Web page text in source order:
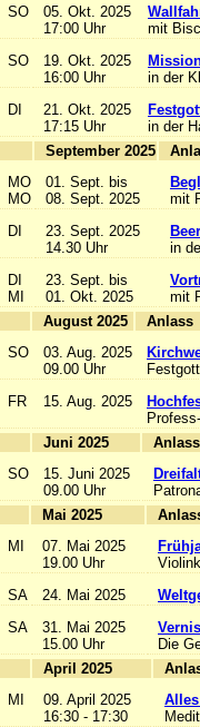
SO
05. Okt. 2025
17:00 Uhr
mit
SO
19. Okt. 2025
16:00 Uhr
in der
DI
21. Okt. 2025
17:15 Uhr
in der
September 2025
MO
MO
01. Sept. bis
08. Sept. 2025
mit
DI
23. Sept. 2025
14.30 Uhr
in
DI
MI
23. Sept. bis
01. Okt. 2025
mit
August 2025
SO
03. Aug. 2025
09.00 Uhr
FR
15. Aug. 2025
Juni 2025
SO
15. Juni 2025
09.00 Uhr
Mai 2025
MI
07. Mai 2025
19.00 Uhr
SA
24. Mai 2025
SA
31. Mai 2025
15.00 Uhr
Die
April 2025
MI
09. April 2025
16:30 - 17:30